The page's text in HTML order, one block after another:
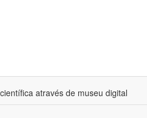
através de museu digital